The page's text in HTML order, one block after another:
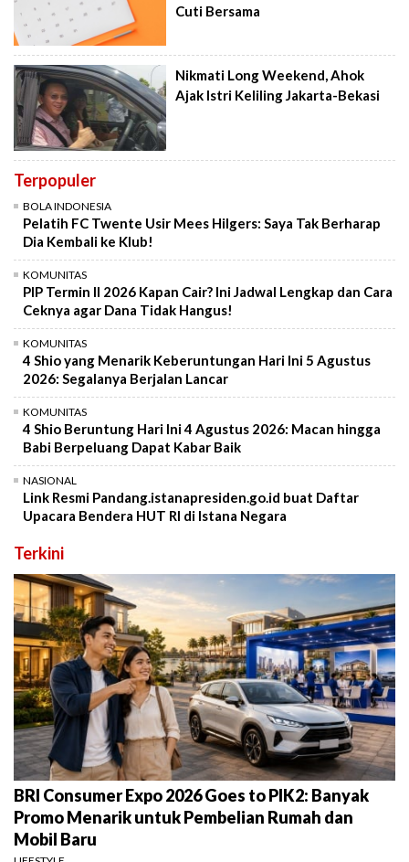
Cuti Bersama
Nikmati Long Weekend, Ahok
Ajak Istri Keliling Jakarta-Bekasi
Terpopuler
BOLA INDONESIA
Pelatih FC Twente Usir Mees Hilgers: Saya Tak Berharap
Dia Kembali ke Klub!
KOMUNITAS
PIP Termin II 2026 Kapan Cair? Ini Jadwal Lengkap dan Cara
Ceknya agar Dana Tidak Hangus!
KOMUNITAS
4 Shio yang Menarik Keberuntungan Hari Ini 5 Agustus
2026: Segalanya Berjalan Lancar
KOMUNITAS
4 Shio Beruntung Hari Ini 4 Agustus 2026: Macan hingga
Babi Berpeluang Dapat Kabar Baik
NASIONAL
Link Resmi Pandang.istanapresiden.go.id buat Daftar
Upacara Bendera HUT RI di Istana Negara
Terkini
BRI Consumer Expo 2026 Goes to PIK2: Banyak
Promo Menarik untuk Pembelian Rumah dan
Mobil Baru